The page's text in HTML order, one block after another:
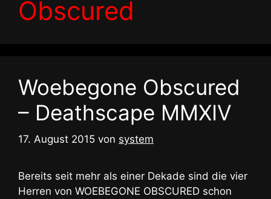
Obscured
Woebegone Obscured
– Deathscape MMXIV
17. August 2015 von system
Bereits seit mehr als einer Dekade sind die vier
Herren von WOEBEGONE OBSCURED schon